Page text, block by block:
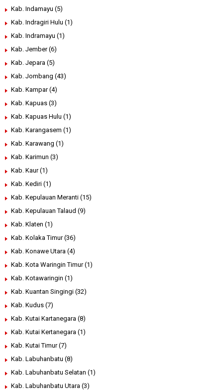
Kab. Indamayu (5)
Kab. Indragiri Hulu (1)
Kab. Indramayu (1)
Kab. Jember (6)
Kab. Jepara (5)
Kab. Jombang (43)
Kab. Kampar (4)
Kab. Kapuas (3)
Kab. Kapuas Hulu (1)
Kab. Karangasem (1)
Kab. Karawang (1)
Kab. Karimun (3)
Kab. Kaur (1)
Kab. Kediri (1)
Kab. Kepulauan Meranti (15)
Kab. Kepulauan Talaud (9)
Kab. Klaten (1)
Kab. Kolaka Timur (36)
Kab. Konawe Utara (4)
Kab. Kota Waringin Timur (1)
Kab. Kotawaringin (1)
Kab. Kuantan Singingi (32)
Kab. Kudus (7)
Kab. Kutai Kartanegara (8)
Kab. Kutai Kertanegara (1)
Kab. Kutai Timur (7)
Kab. Labuhanbatu (8)
Kab. Labuhanbatu Selatan (1)
Kab. Labuhanbatu Utara (3)